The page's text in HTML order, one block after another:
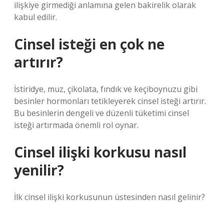
ilişkiye girmediği anlamına gelen bakirelik olarak
kabul edilir.
Cinsel isteği en çok ne
artırır?
İstiridye, muz, çikolata, fındık ve keçiboynuzu gibi
besinler hormonları tetikleyerek cinsel isteği artırır.
Bu besinlerin dengeli ve düzenli tüketimi cinsel
isteği artırmada önemli rol oynar.
Cinsel ilişki korkusu nasıl
yenilir?
İlk cinsel ilişki korkusunun üstesinden nasıl gelinir?